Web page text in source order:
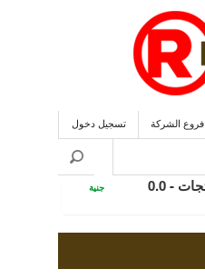
فروع الشركة تسجيل دخول
جنية